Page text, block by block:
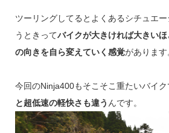
ツーリングしてるとよくあるシチュエ
うときってバイクが大きければ大きい
の向きを自ら変えていく感覚があります
今回のNinja400もそこそこ重たいバイク
と超低速の軽快さも違う んです。